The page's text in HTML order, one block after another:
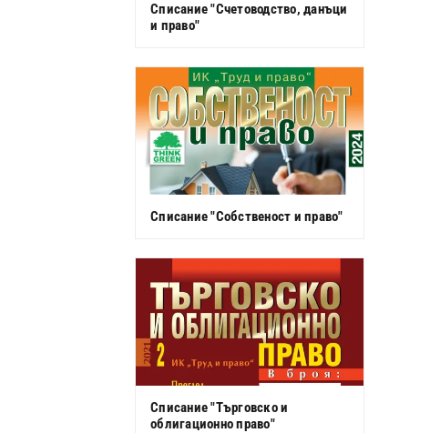
Списание "Счетоводство, данъци
и право"
Списание "Собственост и право"
Списание "Търговско и
облигационно право"